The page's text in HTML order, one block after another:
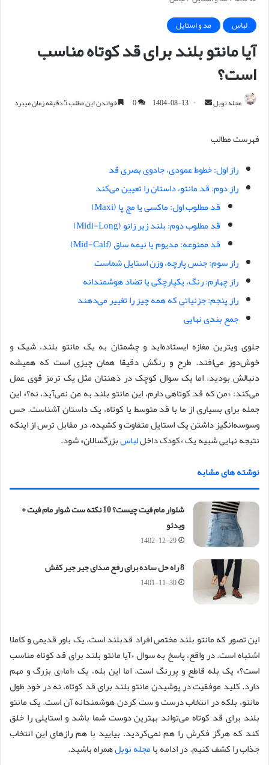
لباس
مد و استایل
آیا مانتو بلند برای قد کوتاه مناسب
است؟
مجله نوبل
ا
ی
م
ل
1404-08-13
0 خواندن این مطلب 5 دقیقه زمان میبرد
فهرست مطالب
راز اول: خطوط عمودی، جادوی بصری قد
راز دوم: قد مانتو، داستان را تعیین می‌کند
قد مطلوب اول: ماکسی یا مچ پا (Maxi)
قد مطلوب دوم: بلند زیر زانو (Midi-Long)
قد ممنوعه: مدیوم یا نیمه ساق (Mid-Calf)
راز سوم: جنس پارچه، وزن استایل شماست
راز چهارم: رنگ، یکپارچگی یا تضاد هوشمندانه
راز پنجم: جزئیاتی که همه چیز را تغییر می‌دهند
جمع بندی نهایی
جلوی ویترین مغازه ایستاده‌اید و چشمتان به یک مانتو بلند، شیک و
خوش‌دوز می‌افتد. طرح و رنگش دقیقا همان چیزی است که همیشه
دنبالش بودید. اما یک سوال کوچک در ذهنتان مثل یک ترمز قوی عمل
می‌کند: «من که قد کوتاهی دارم، این مانتو بلند به من نمی‌آید، نه؟» این
جمله برای بسیاری از ما با قد متوسط یا کوتاه، یک داستان آشناست. حس
وسوسه‌انگیز داشتن یک استایل متفاوت و کشیده، در مقابل ترس از اینکه
نتیجه نهایی شبیه یک «کودک داخللباسبزرگسالان» شود.
نوشته های مشابه
شلوار مام فیت چیست؟ 10 نکته ست شوار مام فیت +
ویدئو
1402-12-29
8 راه حل ساده برای رفع صدای جیر جیر کفش
1401-11-30
این تصور که مانتو بلند مختص افراد قدبلند است، یک باور قدیمی و کاملا
اشتباه است. در واقع، پاسخ به سوال «آیا مانتو بلند برای قد کوتاه مناسب
است؟» یک بله قاطع و پررنگ است. اما این بله، یک «اما»ی بزرگ و مهم
دارد. کلید موفقیت در پوشیدن مانتو بلند برای قد کوتاه، نه در خودِ طول
مانتو، بلکه در انتخاب درست و ست کردن هوشمندانه آن است. یک مانتو
بلند برای قد کوتاه می‌تواند بهترین دوست شما باشد و استایلی را خلق
کند که هرگز فکرش را هم نمی‌کردید. بیایید با هم رازهای این انتخاب
جذاب را کشف کنیم. در ادامه بامجله نوبلهمراه باشید.